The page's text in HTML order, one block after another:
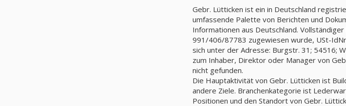
Gebr. Lütticken ist ein in Deutschland
umfassende Palette von Berichten und
Informationen aus Deutschland.
991/406/87783 zugewiesen wurde, USt-
sich unter der Adresse: Burgstr. 31; 54516;
zum Inhaber, Direktor oder Manager von
nicht gefunden.
Die Hauptaktivität von Gebr. Lütticken ist
andere Ziele. Branchenkategorie ist
Positionen und den Standort von Gebr.